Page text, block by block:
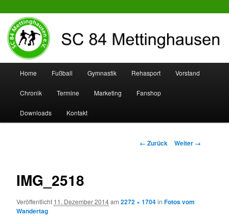
SC 84 Mettinghausen
Zum
Inhalt
wechseln
Zum
sekundären
Inhalt
Home Fußball Gymnastik Rehasport Vorstand
Chronik Termine Marketing Fanshop
Downloads Kontakt
Bilder-
← Zurück Weiter →
IMG_2518
Veröffentlicht 11. Dezember 2014am2272 × 1704inFotos vom
Wandertag